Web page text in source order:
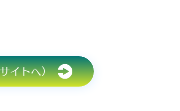
イトへ）